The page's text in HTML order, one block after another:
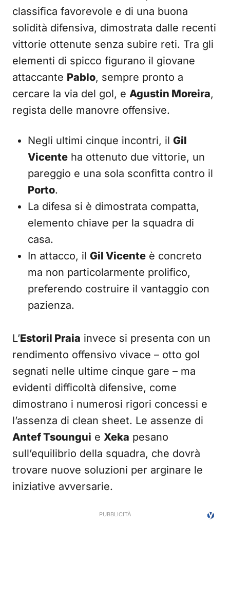
classifica favorevole e di una buona
solidità difensiva, dimostrata dalle recenti
vittorie ottenute senza subire reti. Tra gli
elementi di spicco figurano il giovane
attaccante Pablo, sempre pronto a
cercare la via del gol, e Agustin Moreira,
regista delle manovre offensive.
Negli ultimi cinque incontri, il Gil
Vicente ha ottenuto due vittorie, un
pareggio e una sola sconfitta contro il
Porto.
La difesa si è dimostrata compatta,
elemento chiave per la squadra di
casa.
In attacco, il Gil Vicente è concreto
ma non particolarmente prolifico,
preferendo costruire il vantaggio con
pazienza.
L’Estoril Praia invece si presenta con un
rendimento offensivo vivace – otto gol
segnati nelle ultime cinque gare – ma
evidenti difficoltà difensive, come
dimostrano i numerosi rigori concessi e
l’assenza di clean sheet. Le assenze di
Antef Tsoungui e Xeka pesano
sull’equilibrio della squadra, che dovrà
trovare nuove soluzioni per arginare le
iniziative avversarie.